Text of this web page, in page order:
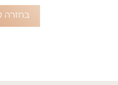
בחזרה